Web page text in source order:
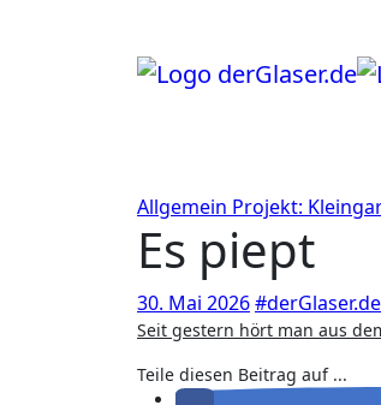
Allgemein Projekt:
Es piept
30. Mai 2026#derGlaser.de
Seit gestern hört man aus
Teile diesen Beitrag auf ...